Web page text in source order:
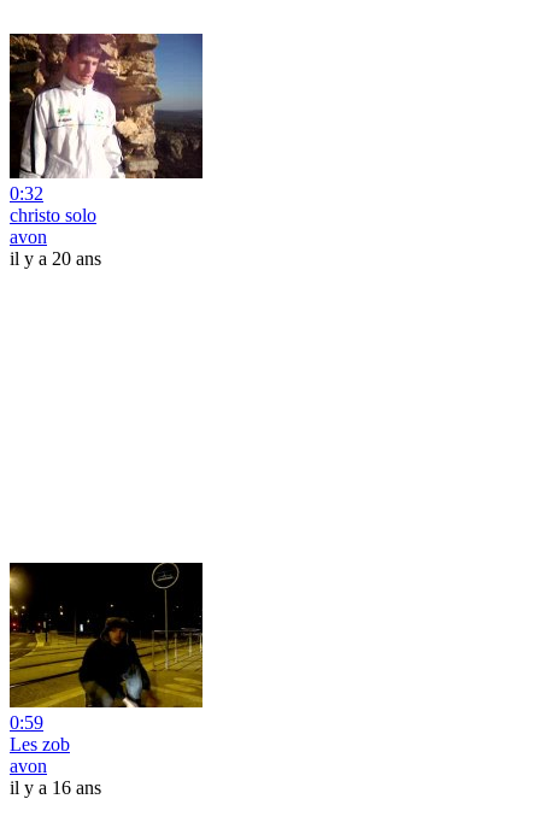
0:32
christo solo
avon
il y a 20 ans
0:59
Les zob
avon
il y a 16 ans